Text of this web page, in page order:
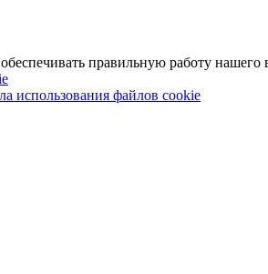
правильную работу нашего
использования файлов cookie